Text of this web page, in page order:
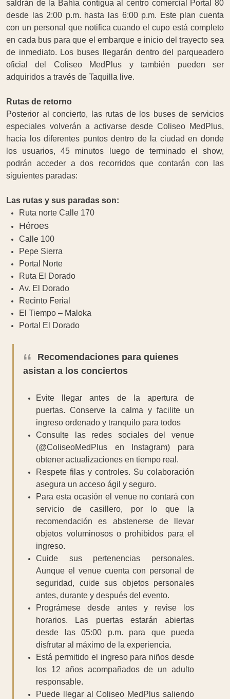
saldrán de la Bahía contigua al centro comercial Portal 80
desde las 2:00 p.m. hasta las 6:00 p.m. Este plan cuenta
con un personal que notifica cuando el cupo está completo
en cada bus para que el embarque e inicio del trayecto sea
de inmediato. Los buses llegarán dentro del parqueadero
oficial del Coliseo MedPlus y también pueden ser
adquiridos a través de Taquilla live.
Rutas de retorno
Posterior al concierto, las rutas de los buses de servicios
especiales volverán a activarse desde Coliseo MedPlus,
hacia los diferentes puntos dentro de la ciudad en donde
los usuarios, 45 minutos luego de terminado el show,
podrán acceder a dos recorridos que contarán con las
siguientes paradas:
Las rutas y sus paradas son:
Ruta norte Calle 170
Héroes
Calle 100
Pepe Sierra
Portal Norte
Ruta El Dorado
Av. El Dorado
Recinto Ferial
El Tiempo – Maloka
Portal El Dorado
Recomendaciones para quienes
asistan a los conciertos
Evite llegar antes de la apertura de
puertas. Conserve la calma y facilite un
ingreso ordenado y tranquilo para todos
Consulte las redes sociales del venue
(@ColiseoMedPlus en Instagram) para
obtener actualizaciones en tiempo real.
Respete filas y controles. Su colaboración
asegura un acceso ágil y seguro.
Para esta ocasión el venue no contará con
servicio de casillero, por lo que la
recomendación es abstenerse de llevar
objetos voluminosos o prohibidos para el
ingreso.
Cuide sus pertenencias personales.
Aunque el venue cuenta con personal de
seguridad, cuide sus objetos personales
antes, durante y después del evento.
Prográmese desde antes y revise los
horarios. Las puertas estarán abiertas
desde las 05:00 p.m. para que pueda
disfrutar al máximo de la experiencia.
Está permitido el ingreso para niños desde
los 12 años acompañados de un adulto
responsable.
Puede llegar al Coliseo MedPlus saliendo